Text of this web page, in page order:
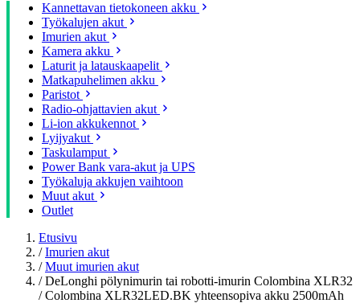
Kannettavan tietokoneen akku
Työkalujen akut
Imurien akut
Kamera akku
Laturit ja latauskaapelit
Matkapuhelimen akku
Paristot
Radio-ohjattavien akut
Li-ion akkukennot
Lyijyakut
Taskulamput
Power Bank vara-akut ja UPS
Työkaluja akkujen vaihtoon
Muut akut
Outlet
Etusivu
/ Imurien akut
/ Muut imurien akut
/ DeLonghi pölynimurin tai robotti-imurin Colombina XLR32
/ Colombina XLR32LED.BK yhteensopiva akku 2500mAh